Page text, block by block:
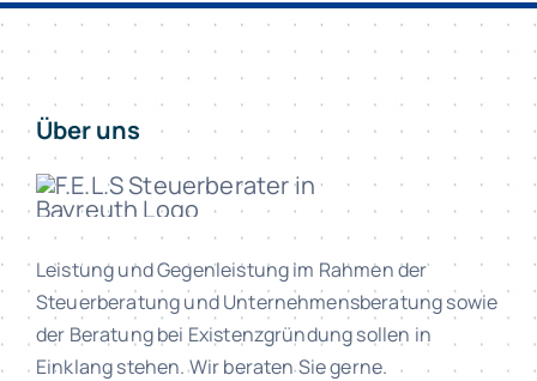
Über uns
Leistung und Gegenleistung im Rahmen der
Steuerberatung und Unternehmensberatung sowie
der Beratung bei Existenzgründung sollen in
Einklang stehen. Wir beraten Sie gerne.